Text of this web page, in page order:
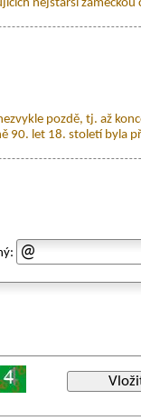
nejstarší
pozdě, tj. až
90. let 18. století byla